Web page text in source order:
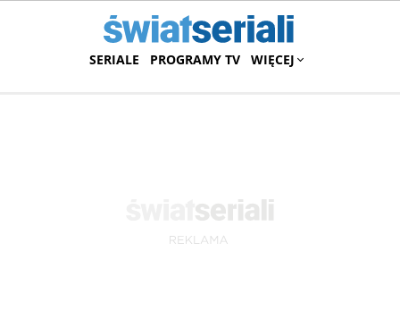
SERIALE PROGRAMY TV WIĘCEJ